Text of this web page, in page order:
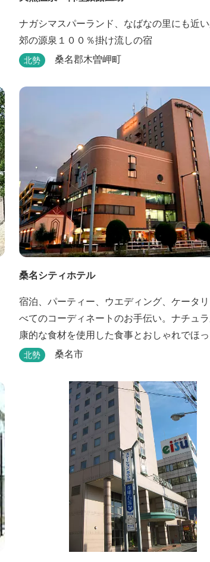
ナガシマスパーランド、なばなの里にも近
郊の源泉１００％掛け流しの宿
北勢 桑名郡木曽岬町
桑名シティホテル
宿泊、パーティー、ウエディング、ケータ
べてのコーディネートのお手伝い。ナチュ
康的な食材を使用した食事とおしゃれでほ
空間の中、あたたかいサービスでおもてなし
北勢 桑名市